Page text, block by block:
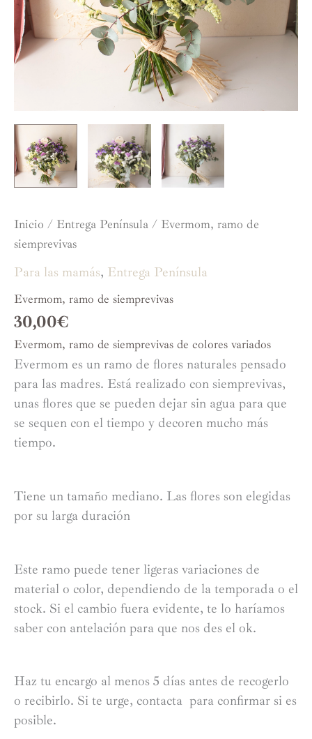
Inicio / Entrega Península / Evermom, ramo de
siemprevivas
Para las mamás, Entrega Península
Evermom, ramo de siemprevivas
30,00€
Evermom, ramo de siemprevivas de colores variados
Evermom es un ramo de flores naturales pensado
para las madres. Está realizado con siemprevivas,
unas flores que se pueden dejar sin agua para que
se sequen con el tiempo y decoren mucho más
tiempo.
Tiene un tamaño mediano. Las flores son elegidas
por su larga duración
Este ramo puede tener ligeras variaciones de
material o color, dependiendo de la temporada o el
stock. Si el cambio fuera evidente, te lo haríamos
saber con antelación para que nos des el ok.
Haz tu encargo al menos 5 días antes de recogerlo
o recibirlo. Si te urge, contacta para confirmar si es
posible.